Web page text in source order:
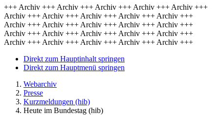
+++ Archiv +++ Archiv +++ Archiv +++ Archiv +++ Archiv +++
Archiv +++ Archiv +++ Archiv +++ Archiv +++ Archiv +++
Archiv +++ Archiv +++ Archiv +++ Archiv +++ Archiv +++
Archiv +++ Archiv +++ Archiv +++ Archiv +++ Archiv +++
Archiv +++ Archiv +++ Archiv +++ Archiv +++ Archiv +++
Direkt zum Hauptinhalt springen
Direkt zum Hauptmenü springen
Webarchiv
Presse
Kurzmeldungen (hib)
Heute im Bundestag (hib)